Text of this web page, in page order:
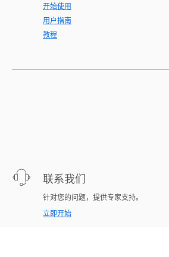
开始使用
用户指南
教程
联系我们
针对您的问题，提供专家支持。
立即开始